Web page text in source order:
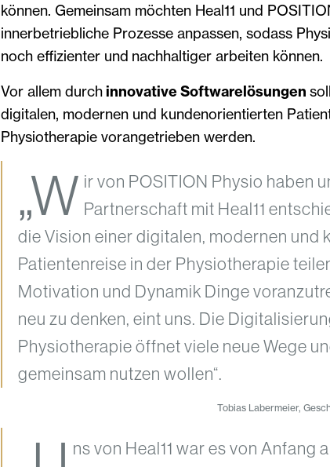
können. Gemeinsam möchten Heal11 und
innerbetriebliche Prozesse anpassen, sodass
noch effizienter und nachhaltiger arbeiten können.
Vor allem durchinnovative Softwarelösungen
digitalen, modernen und kundenorientierten
Physiotherapie vorangetrieben werden.
„W ir von POSITION Physio haben
Partnerschaft mit Heal11
die Vision einer digitalen, modernen und
Patientenreise in der Physiotherapie
Motivation und Dynamik Dinge
neu zu denken, eint uns. Die
Physiotherapie öffnet viele neue Wege
gemeinsam nutzen wollen“.
Tobias Labermeier,
ns von Heal11 war es von Anfang